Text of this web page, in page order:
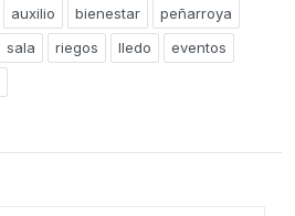
auxilio bienestar
peñarroya
sala riegos lledo
eventos